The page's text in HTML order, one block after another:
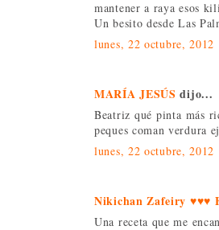
mantener a raya esos
Un besito desde Las
lunes, 22 octubre, 2012
MARÍA JESÚS dijo...
Beatriz qué pinta más
peques coman verdura
lunes, 22 octubre, 2012
Nikichan Zafeiry ♥♥♥
Una receta que me